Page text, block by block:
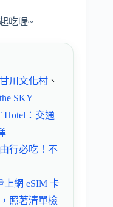
吃喔~
甘川文化村 、
SKY
Hotel：交通
行必吃！不
上網 eSIM 卡
照著清單檢